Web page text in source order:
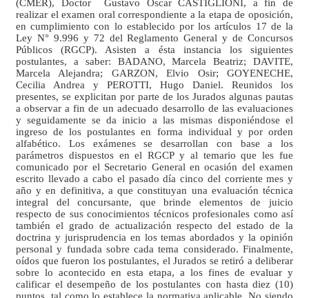
(CMER), Doctor Gustavo Oscar CASTIGLIONI, a fin de
realizar el examen oral correspondiente a la etapa de oposición,
en cumplimiento con lo establecido por los artículos 17 de la
Ley N° 9.996 y 72 del Reglamento General y de Concursos
Públicos (RGCP). Asisten a ésta instancia los siguientes
postulantes, a saber: BADANO, Marcela Beatriz; DAVITE,
Marcela Alejandra; GARZON, Elvio Osir; GOYENECHE,
Cecilia Andrea y PEROTTI, Hugo Daniel. Reunidos los
presentes, se explicitan por parte de los Jurados algunas pautas
a observar a fin de un adecuado desarrollo de las evaluaciones
y seguidamente se da inicio a las mismas disponiéndose el
ingreso de los postulantes en forma individual y por orden
alfabético. Los exámenes se desarrollan con base a los
parámetros dispuestos en el RGCP y al temario que les fue
comunicado por el Secretario General en ocasión del examen
escrito llevado a cabo el pasado día cinco del corriente mes y
año y en definitiva, a que constituyan una evaluación técnica
integral del concursante, que brinde elementos de juicio
respecto de sus conocimientos técnicos profesionales como así
también el grado de actualización respecto del estado de la
doctrina y jurisprudencia en los temas abordados y la opinión
personal y fundada sobre cada tema considerado. Finalmente,
oídos que fueron los postulantes, el Jurados se retiró a deliberar
sobre lo acontecido en esta etapa, a los fines de evaluar y
calificar el desempeño de los postulantes con hasta diez (10)
puntos, tal como lo establece la normativa aplicable. No siendo